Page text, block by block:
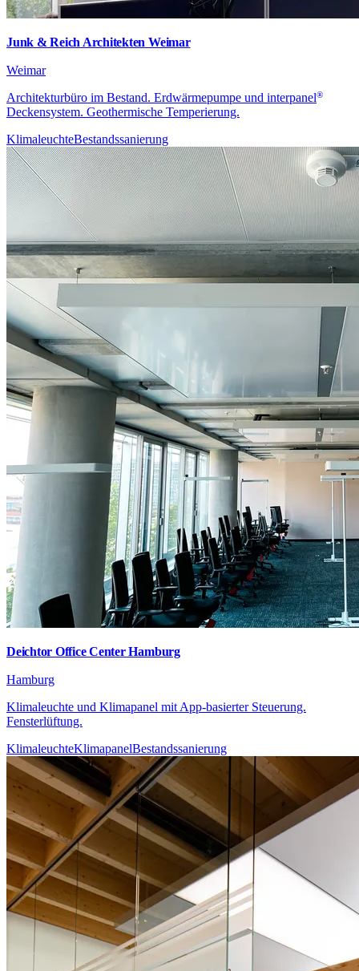
Junk & Reich Architekten Weimar
Weimar
Architekturbüro im Bestand. Erdwärmepumpe und interpanel®
Deckensystem. Geothermische Temperierung.
KlimaleuchteBestandssanierung
Deichtor Office Center Hamburg
Hamburg
Klimaleuchte und Klimapanel mit App-basierter Steuerung.
Fensterlüftung.
KlimaleuchteKlimapanelBestandssanierung